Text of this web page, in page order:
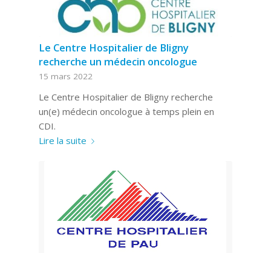
Le Centre Hospitalier de Bligny
recherche un médecin oncologue
15 mars 2022
Le Centre Hospitalier de Bligny recherche
un(e) médecin oncologue à temps plein en
CDI.
Lire la suite